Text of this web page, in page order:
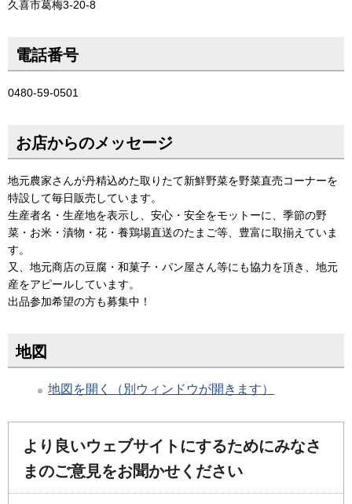
久喜市葛梅3-20-8
電話番号
0480-59-0501
お店からのメッセージ
地元農家さんが丹精込めた取りたて新鮮野菜を野菜直売コーナーを
特設して毎日販売しています。
生産者名・生産地を表示し、安心・安全をモットーに、季節の野
菜・お米・漬物・花・養鶏場直送のたまご等、豊富に取揃えていま
す。
又、地元商店の豆腐・和菓子・パン屋さん等にも協力を頂き、地元
産をアピールしています。
出品参加希望の方も募集中！
地図
地図を開く（別ウィンドウが開きます）
より良いウェブサイトにするためにみなさ
まのご意見をお聞かせください